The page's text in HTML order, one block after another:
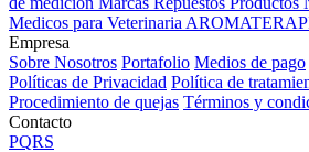
Medicos para Veterinaria
Empresa
Sobre Nosotros Portafolio Medios de pago
Políticas de Privacidad Política de
Procedimiento de quejas Términos y
Contacto
PQRS